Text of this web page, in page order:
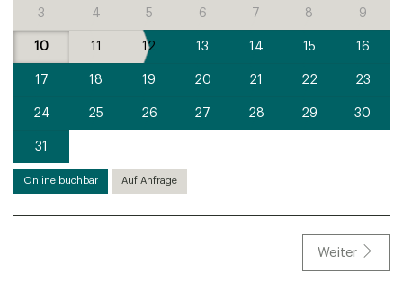
3 4 5 6 7 8 9
10 11 12 13 14 15 16
17 18 19 20 21 22 23
24 25 26 27 28 29 30
31
Online buchbar Auf Anfrage
Weiter